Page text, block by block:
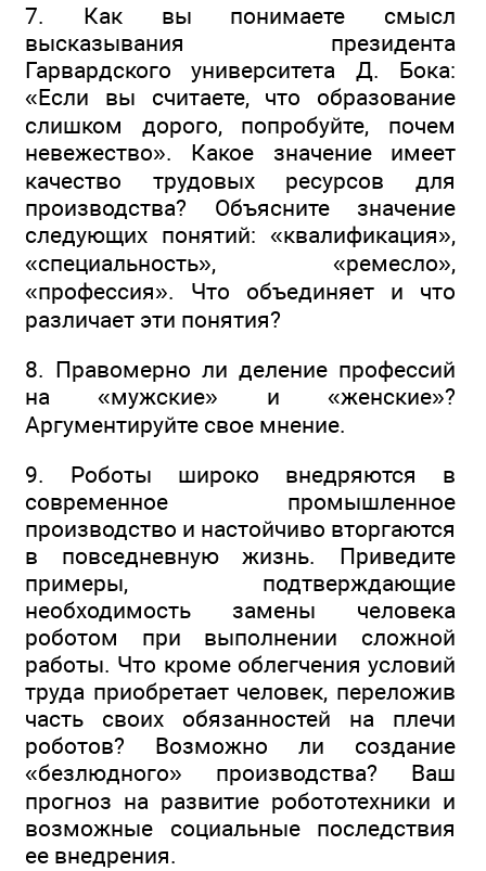
7. Как вы понимаете смысл
высказывания президента
Гарвардского университета Д. Бока:
«Если вы считаете, что образование
слишком дорого, попробуйте, почем
невежество». Какое значение имеет
качество трудовых ресурсов для
производства? Объясните значение
следующих понятий: «квалификация»,
«специальность», «ремесло»,
«профессия». Что объединяет и что
различает эти понятия?
8. Правомерно ли деление профессий
на «мужские» и «женские»?
Аргументируйте свое мнение.
9. Роботы широко внедряются в
современное промышленное
производство и настойчиво вторгаются
в повседневную жизнь. Приведите
примеры, подтверждающие
необходимость замены человека
роботом при выполнении сложной
работы. Что кроме облегчения условий
труда приобретает человек, переложив
часть своих обязанностей на плечи
роботов? Возможно ли создание
«безлюдного» производства? Ваш
прогноз на развитие робототехники и
возможные социальные последствия
ее внедрения.